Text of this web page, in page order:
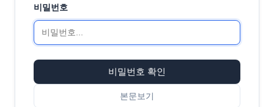
비밀번호
본문보기
비밀번호 확인